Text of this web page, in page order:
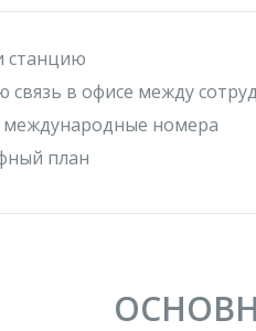
станцию
связь в офисе между
международные номера
план